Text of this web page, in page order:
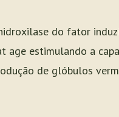
do fator
age estimulando a
de glóbulos